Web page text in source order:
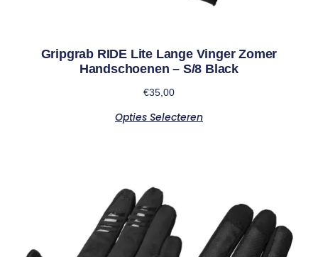
Gripgrab RIDE Lite Lange Vinger Zomer
Handschoenen – S/8 Black
€35,00
Opties Selecteren